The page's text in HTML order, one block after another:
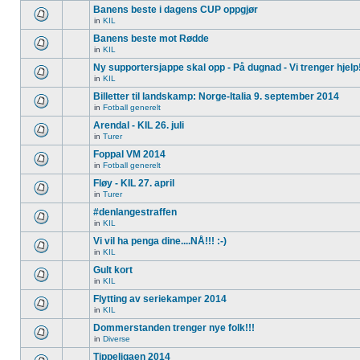
Banens beste i dagens CUP oppgjør
in KIL
Banens beste mot Rødde
in KIL
Ny supportersjappe skal opp - På dugnad - Vi trenger
in KIL
Billetter til landskamp: Norge-Italia 9. september 2014
in Fotball generelt
Arendal - KIL 26. juli
in Turer
Foppal VM 2014
in Fotball generelt
Fløy - KIL 27. april
in Turer
#denlangestraffen
in KIL
Vi vil ha penga dine....NÅ!!! :-)
in KIL
Gult kort
in KIL
Flytting av seriekamper 2014
in KIL
Dommerstanden trenger nye folk!!!
in Diverse
Tippeligaen 2014